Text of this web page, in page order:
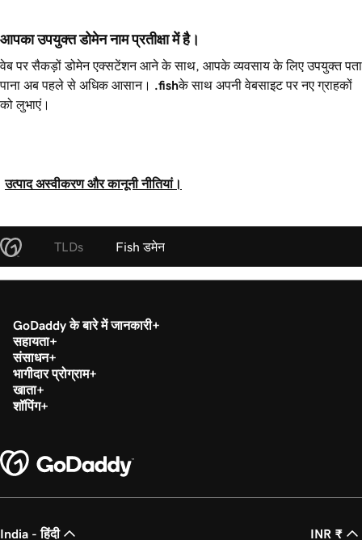
आपका उपयुक्त डोमेन नाम प्रतीक्षा में है।
वेब पर सैकड़ों डोमेन एक्सटेंशन आने के साथ, आपके व्यवसाय के लिए उपयुक्त पता
पाना अब पहले से अधिक आसान।
.fishके साथ अपनी वेबसाइट पर नए ग्राहकों
को लुभाएं।
उत्पाद अस्वीकरण और कानूनी नीतियां।
TLDs Fish डमेन
GoDaddy के बारे में जानकारी
सहायता
संसाधन
भागीदार प्रोग्राम
खाता
शॉपिंग
India - हिंदी INR ₹